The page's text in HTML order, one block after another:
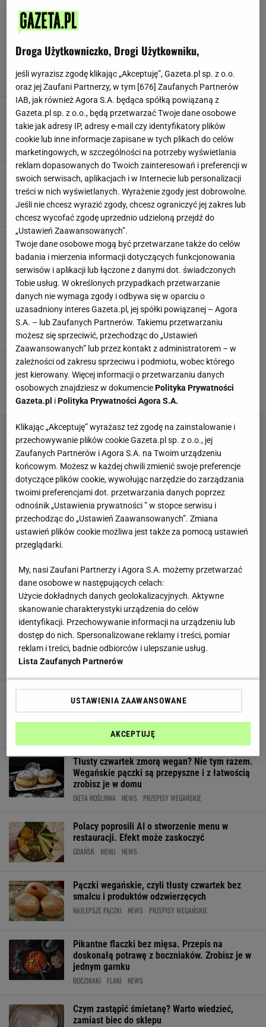
Polacy do tofu podchodzą jak do jeża. A
zrobisz z niego genialne skwarki. "Wiele osób
się nabrało"
DIETA WEGAŃSKA KUCHNIA ROŚLINNA KUCHNIA WEGAŃSKA
Wegańska restauracja będzie serwować mięso.
Właścicielka się broni: "to zmiana dla ludzkości
i ziemi"
LOS ANGELES MENU MIĘSO
Mieszam cztery składniki i mam domowy
majonez. Zawsze pamiętam, by wybrać ten
konkretny ocet
MAJONEZ PRZEPISY KULINARNE WEGANIZM
"Złoto wegan", które kochają również
mięsożercy. Świetnie zastępuje ser żółty, a
nawet sól
MAKARON PŁATKI DROŻDŻOWE SERY
Lizzo przetestowała jedzenie z wegańskiej
restauracji z Warszawy. "Nie róbcie tak"
DANIA WEGAŃSKIE LIZZO NEWS
Poznań stołówkowym prekursorem. W szkołach
i przedszkolach niebawem mają królować
"roślinne posiłki"
DIETA DZIECKA NEWS POZNAŃ
Domowy majonez bez jajek i octu? To nie żart.
Zrobisz go z... ziemniaków i przypraw
Tłusty czwartek zmorą wegan? Nie tym razem.
Wegańskie pączki są przepyszne i z łatwością
zrobisz je w domu
DIETA ROŚLINNA NEWS PRZEPISY WEGAŃSKIE
Polacy poprosili AI o stworzenie menu w
restauracji. Efekt może zaskoczyć
GDAŃSK MENU NEWS
Pączki wegańskie, czyli tłusty czwartek bez
smalcu i produktów odzwierzęcych
NAJLEPSZE PĄCZKI NEWS PRZEPISY WEGAŃSKIE
Pikantne flaczki bez mięsa. Przepis na
doskonałą potrawę z boczniaków. Zrobisz je w
jednym garnku
BOCZNIAKI FLAKI NEWS
Czym zastąpić śmietanę? Warto wiedzieć,
zamiast biec do sklepu
Droga Użytkowniczko, Drogi Użytkowniku,
jeśli wyrazisz zgodę klikając „Akceptuję”, Gazeta.pl sp. z o.o.
oraz jej Zaufani Partnerzy, w tym [ 676 ] Zaufanych Partnerów
IAB, jak również Agora S.A. będąca spółką powiązaną z
Gazeta.pl sp. z o.o., będą przetwarzać Twoje dane osobowe
takie jak adresy IP, adresy e-mail czy identyfikatory plików
cookie lub inne informacje zapisane w tych plikach do celów
marketingowych, w szczególności na potrzeby wyświetlania
reklam dopasowanych do Twoich zainteresowań i preferencji w
swoich serwisach, aplikacjach i w Internecie lub personalizacji
treści w nich wyświetlanych. Wyrażenie zgody jest dobrowolne.
Jeśli nie chcesz wyrazić zgody, chcesz ograniczyć jej zakres lub
chcesz wycofać zgodę uprzednio udzieloną przejdź do
„Ustawień Zaawansowanych”.
Twoje dane osobowe mogą być przetwarzane także do celów
badania i mierzenia informacji dotyczących funkcjonowania
serwisów i aplikacji lub łączone z danymi dot. świadczonych
Tobie usług. W określonych przypadkach przetwarzanie
danych nie wymaga zgody i odbywa się w oparciu o
uzasadniony interes Gazeta.pl, jej spółki powiązanej – Agora
S.A. – lub Zaufanych Partnerów. Takiemu przetwarzaniu
możesz się sprzeciwić, przechodząc do „Ustawień
Zaawansowanych” lub przez kontakt z administratorem – w
zależności od zakresu sprzeciwu i podmiotu, wobec którego
jest kierowany. Więcej informacji o przetwarzaniu danych
osobowych znajdziesz w dokumencie Polityka Prywatności
Gazeta.pl i Polityka Prywatności Agora S.A.
Klikając „Akceptuję” wyrażasz też zgodę na zainstalowanie i
przechowywanie plików cookie Gazeta.pl sp. z o.o., jej
Zaufanych Partnerów i Agora S.A. na Twoim urządzeniu
końcowym. Możesz w każdej chwili zmienić swoje preferencje
dotyczące plików cookie, wywołując narzędzie do zarządzania
twoimi preferencjami dot. przetwarzania danych poprzez
odnośnik „Ustawienia prywatności ” w stopce serwisu i
przechodząc do „Ustawień Zaawansowanych”. Zmiana
ustawień plików cookie możliwa jest także za pomocą ustawień
przeglądarki.
My, nasi Zaufani Partnerzy i Agora S.A. możemy przetwarzać
dane osobowe w następujących celach:
Użycie dokładnych danych geolokalizacyjnych. Aktywne
skanowanie charakterystyki urządzenia do celów
identyfikacji. Przechowywanie informacji na urządzeniu lub
dostęp do nich. Spersonalizowane reklamy i treści, pomiar
reklam i treści, badnie odbiorców i ulepszanie usług.
Lista Zaufanych Partnerów
USTAWIENIA ZAAWANSOWANE
AKCEPTUJĘ